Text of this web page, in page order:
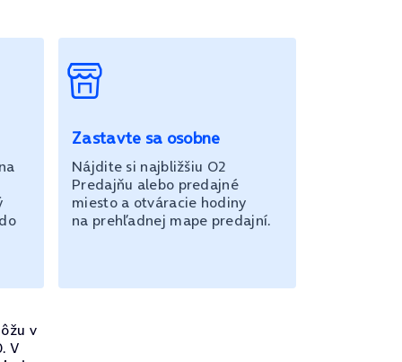
Zastavte sa osobne
Nájdite si najbližšiu O2
Predajňu alebo predajné
miesto a otváracie hodiny
na prehľadnej mape predajní.
v
V